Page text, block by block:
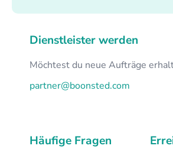
Dienstleister werden
Möchtest du neue Aufträge
partner@boonsted.com
Häufige Fragen